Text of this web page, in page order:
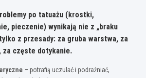
po tatuażu (krostki,
pieczenie) wynikają nie z „braku
z przesady: za gruba warstwa, za
za częste dotykanie.
– potrafią uczulać i podrażniać,